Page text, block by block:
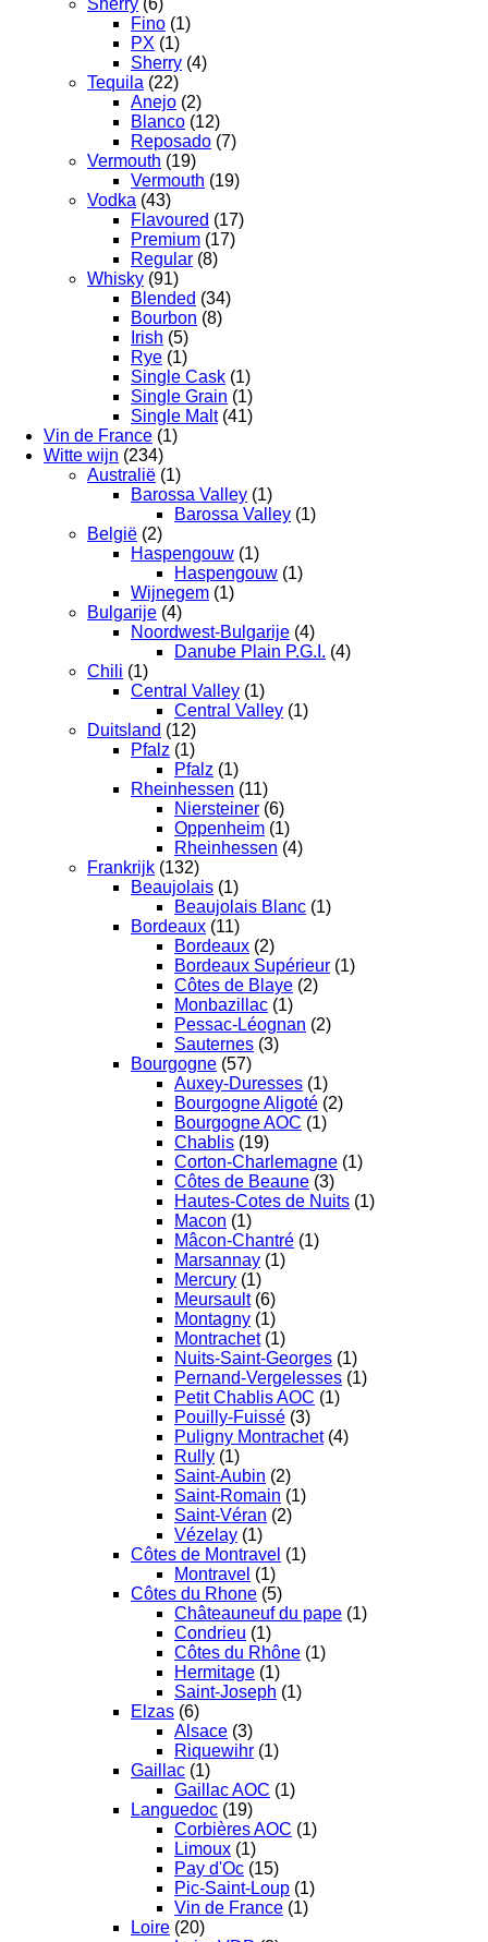
Sherry (6)
Fino (1)
PX (1)
Sherry (4)
Tequila (22)
Anejo (2)
Blanco (12)
Reposado (7)
Vermouth (19)
Vermouth (19)
Vodka (43)
Flavoured (17)
Premium (17)
Regular (8)
Whisky (91)
Blended (34)
Bourbon (8)
Irish (5)
Rye (1)
Single Cask (1)
Single Grain (1)
Single Malt (41)
Vin de France (1)
Witte wijn (234)
Australië (1)
Barossa Valley (1)
Barossa Valley (1)
België (2)
Haspengouw (1)
Haspengouw (1)
Wijnegem (1)
Bulgarije (4)
Noordwest-Bulgarije (4)
Danube Plain P.G.I. (4)
Chili (1)
Central Valley (1)
Central Valley (1)
Duitsland (12)
Pfalz (1)
Pfalz (1)
Rheinhessen (11)
Niersteiner (6)
Oppenheim (1)
Rheinhessen (4)
Frankrijk (132)
Beaujolais (1)
Beaujolais Blanc (1)
Bordeaux (11)
Bordeaux (2)
Bordeaux Supérieur (1)
Côtes de Blaye (2)
Monbazillac (1)
Pessac-Léognan (2)
Sauternes (3)
Bourgogne (57)
Auxey-Duresses (1)
Bourgogne Aligoté (2)
Bourgogne AOC (1)
Chablis (19)
Corton-Charlemagne (1)
Côtes de Beaune (3)
Hautes-Cotes de Nuits (1)
Macon (1)
Mâcon-Chantré (1)
Marsannay (1)
Mercury (1)
Meursault (6)
Montagny (1)
Montrachet (1)
Nuits-Saint-Georges (1)
Pernand-Vergelesses (1)
Petit Chablis AOC (1)
Pouilly-Fuissé (3)
Puligny Montrachet (4)
Rully (1)
Saint-Aubin (2)
Saint-Romain (1)
Saint-Véran (2)
Vézelay (1)
Côtes de Montravel (1)
Montravel (1)
Côtes du Rhone (5)
Châteauneuf du pape (1)
Condrieu (1)
Côtes du Rhône (1)
Hermitage (1)
Saint-Joseph (1)
Elzas (6)
Alsace (3)
Riquewihr (1)
Gaillac (1)
Gaillac AOC (1)
Languedoc (19)
Corbières AOC (1)
Limoux (1)
Pay d'Oc (15)
Pic-Saint-Loup (1)
Vin de France (1)
Loire (20)